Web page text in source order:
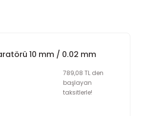
10 mm / 0.02 mm
789,08 TL den
başlayan
taksitlerle!